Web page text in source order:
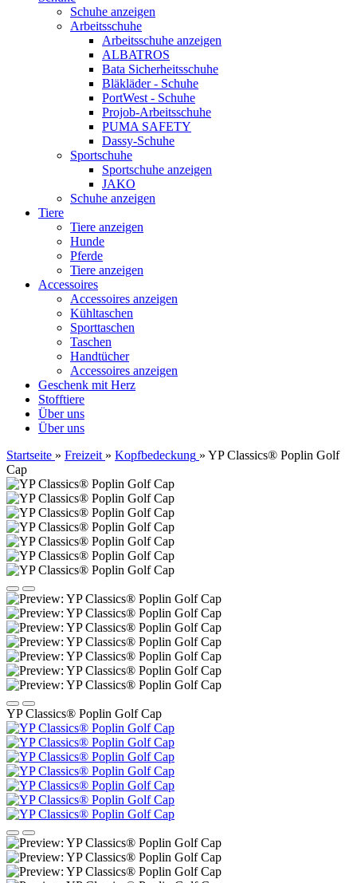
Schuhe anzeigen
Arbeitsschuhe
Arbeitsschuhe anzeigen
ALBATROS
Bata Sicherheitsschuhe
Bläkläder - Schuhe
PortWest - Schuhe
Projob-Arbeitsschuhe
PUMA SAFETY
Dassy-Schuhe
Sportschuhe
Sportschuhe anzeigen
JAKO
Schuhe anzeigen
Tiere
Tiere anzeigen
Hunde
Pferde
Tiere anzeigen
Accessoires
Accessoires anzeigen
Kühltaschen
Sporttaschen
Taschen
Handtücher
Accessoires anzeigen
Geschenk mit Herz
Stofftiere
Über uns
Über uns
Startseite » Freizeit » Kopfbedeckung » YP Classics® Poplin Golf
Cap
YP Classics® Poplin Golf Cap